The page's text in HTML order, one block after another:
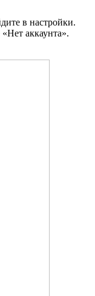
в настройки.
аккаунта».